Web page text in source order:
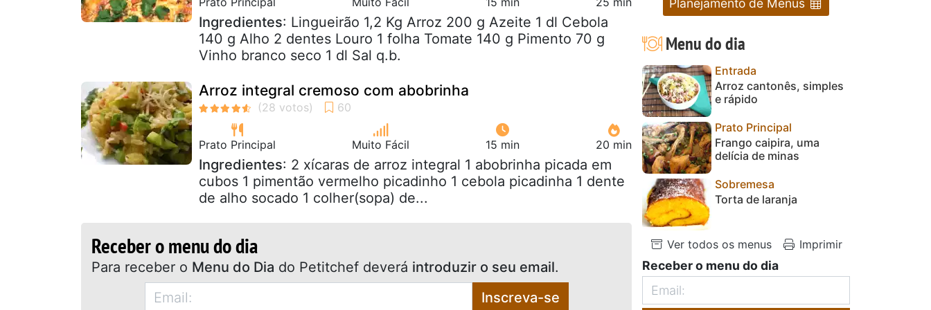
Ingredientes: Lingueirão 1,2 Kg Arroz 200 g Azeite 1 dl Cebola
140 g Alho 2 dentes Louro 1 folha Tomate 140 g Pimento 70 g
Vinho branco seco 1 dl Sal q.b.
Arroz integral cremoso com abobrinha
Prato Principal Muito Fácil 15 min 20 min
Ingredientes: 2 xícaras de arroz integral 1 abobrinha picada em
cubos 1 pimentão vermelho picadinho 1 cebola picadinha 1 dente
de alho socado 1 colher(sopa) de...
Receber o menu do dia
Para receber o Menu do Dia do Petitchef deverá introduzir o seu email.
Inscreva-se
Menu do dia
Entrada
Arroz cantonês, simples
e rápido
Prato Principal
Frango caipira, uma
delícia de minas
Sobremesa
Torta de laranja
Ver todos os menus Imprimir
Receber o menu do dia